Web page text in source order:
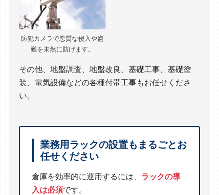
防犯カメラで悪質な侵入や盗
難を未然に防げます。
その他、地盤調査、地盤改良、基礎工事、基礎塗
装、電気設備などの各種付帯工事もお任せくださ
い。
業務用ラックの設置もまるごとお
任せください
倉庫を効率的に運用するには、 ラックの導
入は必須です。